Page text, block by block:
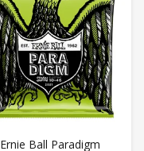
Ernie Ball Paradigm